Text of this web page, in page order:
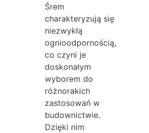
Śrem
charakteryzują się
niezwykłą
ognioodpornością,
co czyni je
doskonałym
wyborem do
różnorakich
zastosowań w
budownictwie.
Dzięki nim